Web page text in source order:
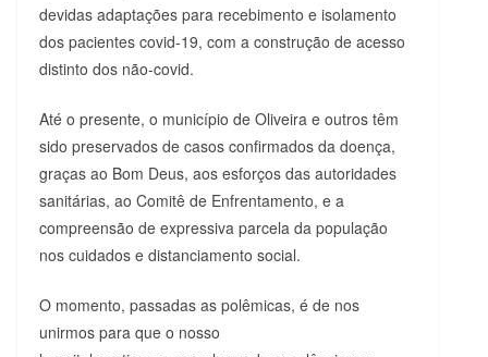
devidas adaptações para recebimento e isolamento
dos pacientes covid-19, com a construção de acesso
distinto dos não-covid.
Até o presente, o município de Oliveira e outros têm
sido preservados de casos confirmados da doença,
graças ao Bom Deus, aos esforços das autoridades
sanitárias, ao Comitê de Enfrentamento, e a
compreensão de expressiva parcela da população
nos cuidados e distanciamento social.
O momento, passadas as polêmicas, é de nos
unirmos para que o nosso